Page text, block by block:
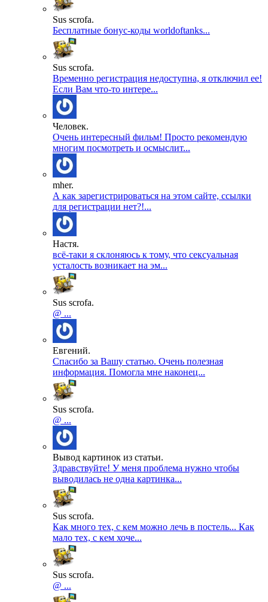
Sus scrofa.
Бесплатные бонус-коды worldoftanks...
Sus scrofa.
Временно регистрация недоступна, я отключил ее!
Если Вам что-то интере...
Человек.
Очень интересный фильм! Просто рекомендую
многим посмотреть и осмыслит...
mher.
А как зарегистрироваться на этом сайте, ссылки
для регистрации нет?!...
Настя.
всё-таки я склоняюсь к тому, что сексуальная
усталость возникает на эм...
Sus scrofa.
@ ...
Евгений.
Спасибо за Вашу статью. Очень полезная
информация. Помогла мне наконец...
Sus scrofa.
@ ...
Вывод картинок из статьи.
Здравствуйте! У меня проблема нужно чтобы
выводилась не одна картинка...
Sus scrofa.
Как много тех, с кем можно лечь в постель... Как
мало тех, с кем хоче...
Sus scrofa.
@ ...